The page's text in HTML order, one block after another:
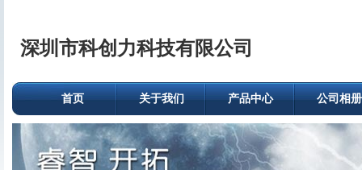
深圳市科创力科技有限公司
首页 关于我们 产品中心 公司相册